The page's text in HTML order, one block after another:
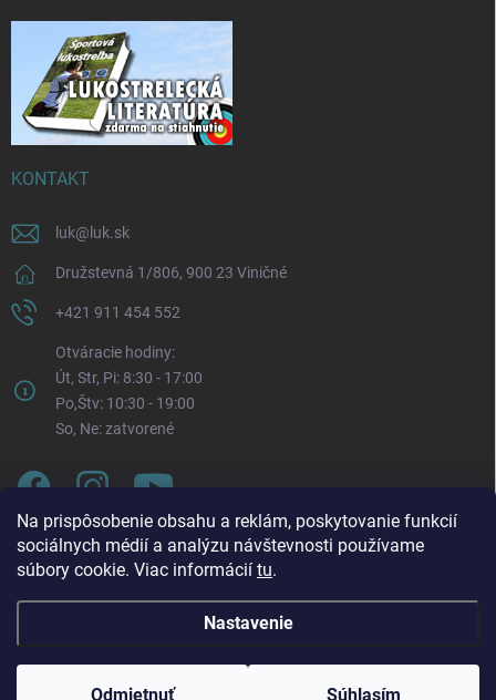
Na prispôsobenie obsahu a reklám, poskytovanie funkcií
sociálnych médií a analýzu návštevnosti používame
súbory cookie. Viac informácií tu.
Nastavenie
Odmietnuť Súhlasím
2026 bude každý pondelok naša prevádzka otvorená v
čase: 🕥 10:30 – 19:00 Táto zmena platí až do odvolania.
KONTAKT
luk@ luk.sk
Družstevná 1/806, 900 23 Viničné
+421 911 454 552
Otváracie hodiny:
Út, Str, Pi: 8:30 - 17:00
Po,Štv: 10:30 - 19:00
So, Ne: zatvorené
Copyright 2026LUK.sk. Všetky práva vyhradené.Upraviť nastavenie